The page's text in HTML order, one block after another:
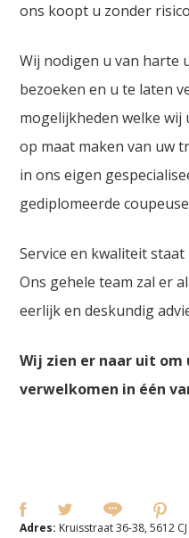
ons koopt u zonder
Wij nodigen u van harte
bezoeken en u te laten
mogelijkheden welke wij
op maat maken van uw
in ons eigen
gediplomeerde
Service en kwaliteit
Ons gehele team zal er
eerlijk en deskundig
Wij zien er naar uit
verwelkomen in één
Adres: Kruisstraat 36-38, 5612